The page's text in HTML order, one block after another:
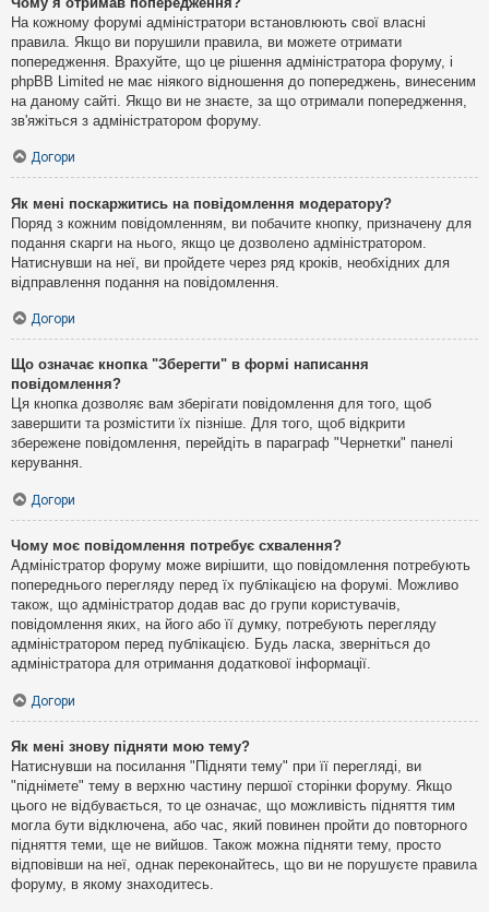
На кожному форумі адміністратори встановлюють свої власні
правила. Якщо ви порушили правила, ви можете отримати
попередження. Врахуйте, що це рішення адміністратора форуму, і
phpBB Limited не має ніякого відношення до попереджень, винесеним
на даному сайті. Якщо ви не знаєте, за що отримали попередження,
зв'яжіться з адміністратором форуму.
Догори
Як мені поскаржитись на повідомлення модератору?
Поряд з кожним повідомленням, ви побачите кнопку, призначену для
подання скарги на нього, якщо це дозволено адміністратором.
Натиснувши на неї, ви пройдете через ряд кроків, необхідних для
відправлення подання на повідомлення.
Догори
Що означає кнопка "Зберегти" в формі написання
повідомлення?
Ця кнопка дозволяє вам зберігати повідомлення для того, щоб
завершити та розмістити їх пізніше. Для того, щоб відкрити
збережене повідомлення, перейдіть в параграф "Чернетки" панелі
керування.
Догори
Чому моє повідомлення потребує схвалення?
Адміністратор форуму може вирішити, що повідомлення потребують
попереднього перегляду перед їх публікацією на форумі. Можливо
також, що адміністратор додав вас до групи користувачів,
повідомлення яких, на його або її думку, потребують перегляду
адміністратором перед публікацією. Будь ласка, зверніться до
адміністратора для отримання додаткової інформації.
Догори
Як мені знову підняти мою тему?
Натиснувши на посилання "Підняти тему" при її перегляді, ви
"піднімете" тему в верхню частину першої сторінки форуму. Якщо
цього не відбувається, то це означає, що можливість підняття тим
могла бути відключена, або час, який повинен пройти до повторного
підняття теми, ще не вийшов. Також можна підняти тему, просто
відповівши на неї, однак переконайтесь, що ви не порушуєте правила
форуму, в якому знаходитесь.